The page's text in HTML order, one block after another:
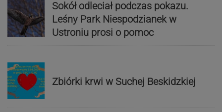
Sokół odleciał podczas pokazu.
Leśny Park Niespodzianek w
Ustroniu prosi o pomoc
Zbiórki krwi w Suchej Beskidzkiej